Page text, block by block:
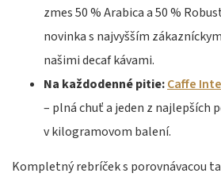
zmes 50 % Arabica a 50 %
novinka s najvyšším
našimi decaf kávami.
Na každodenné pitie:Caffe
– plná chuť a jeden z najlepších
v kilogramovom balení.
Kompletný rebríček s porovnávacou